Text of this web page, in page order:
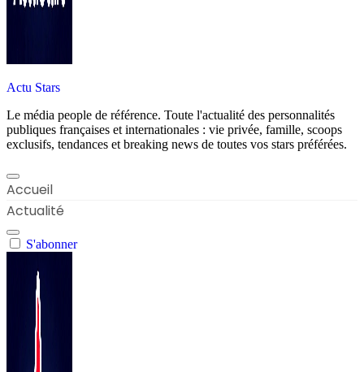
Actu Stars
Le média people de référence. Toute l'actualité des personnalités
publiques françaises et internationales : vie privée, famille, scoops
exclusifs, tendances et breaking news de toutes vos stars préférées.
Accueil
Actualité
S'abonner